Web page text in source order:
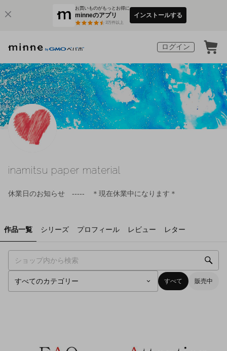
お買いものがもっとお得に
minneのアプリ
3万件以上
インストールする
ログイン
inamitsu paper material
休業日のお知らせ ----- ＊現在休業中になります＊
作品一覧 シリーズ プロフィール レビュー レター
すべて 販売中